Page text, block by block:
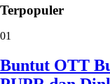
Terpopuler
01
Buntut OTT